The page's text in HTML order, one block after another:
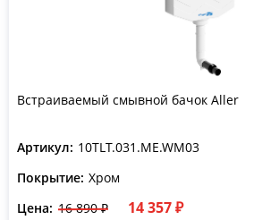
Встраиваемый смывной бачок Aller
Артикул: 10TLT.031.ME.WM03
Покрытие: Хром
Цена: 16 890 ₽ 14 357 ₽